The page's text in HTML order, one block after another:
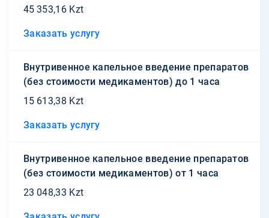
45 353,16 Kzt
Заказать услугу
Внутривенное капельное введение препаратов
(без стоимости медикаментов) до 1 часа
15 613,38 Kzt
Заказать услугу
Внутривенное капельное введение препаратов
(без стоимости медикаментов) от 1 часа
23 048,33 Kzt